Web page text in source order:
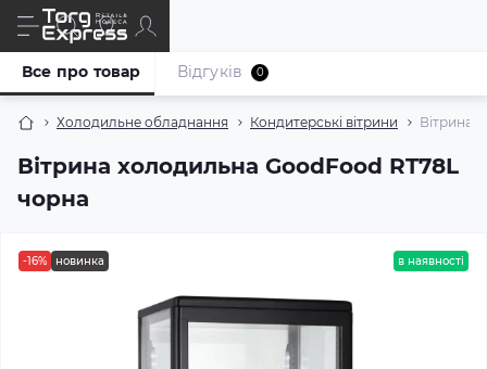
Холодильне обладнання Кондитерські вітрини Вітрина
Вітрина холодильна GoodFood RT78L
чорна
Все про товар Відгуків 0
-16% новинка в наявності